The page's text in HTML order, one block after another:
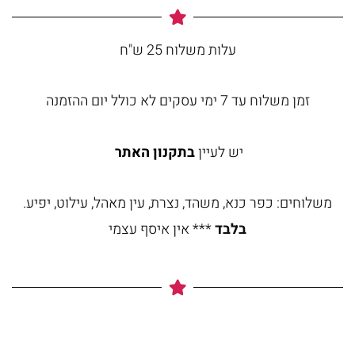
עלות משלוח 25 ש"ח
זמן משלוח עד 7 ימי עסקים לא כולל יום ההזמנה
יש לעייןבתקנון האתר
משלוחים: כפר כנא, משהד, נצרת, עין מאהל, עילוט, יפיע.
בלבד*** אין איסף עצמי